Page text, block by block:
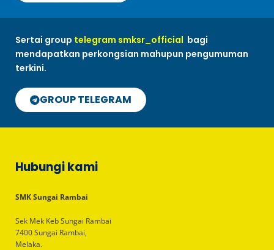
Sertai group telegram smksr_official bagi
mendapatkan perkongsian mahupun pengumuman
terkini.
GROUP TELEGRAM
Hubungi kami
SMK Sungai Rambai
Sek Mek Keb Sungai Rambai
7400 Sungai Rambai,
Melaka.